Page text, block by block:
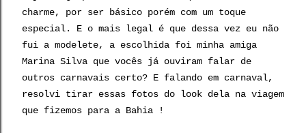
charme, por ser básico porém com um toque
especial. E o mais legal é que dessa vez eu não
fui a modelete, a escolhida foi minha amiga
Marina Silva que vocês já ouviram falar de
outros carnavais certo? E falando em carnaval,
resolvi tirar essas fotos do look dela na viagem
que fizemos para a Bahia !